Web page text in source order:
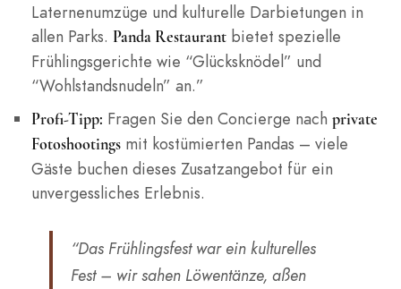
Laternenumzüge und kulturelle Darbietungen in
allen Parks. Panda Restaurantbietet spezielle
Frühlingsgerichte wie “Glücksknödel” und
“Wohlstandsnudeln” an.”
Profi-Tipp: Fragen Sie den Concierge nach private
Fotoshootingsmit kostümierten Pandas – viele
Gäste buchen dieses Zusatzangebot für ein
unvergessliches Erlebnis.
“Das Frühlingsfest war ein kulturelles
Fest – wir sahen Löwentänze, aßen